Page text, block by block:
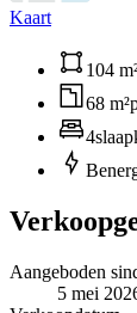
Kaart
104
68 m²
4
B
Aangeboden
5 mei